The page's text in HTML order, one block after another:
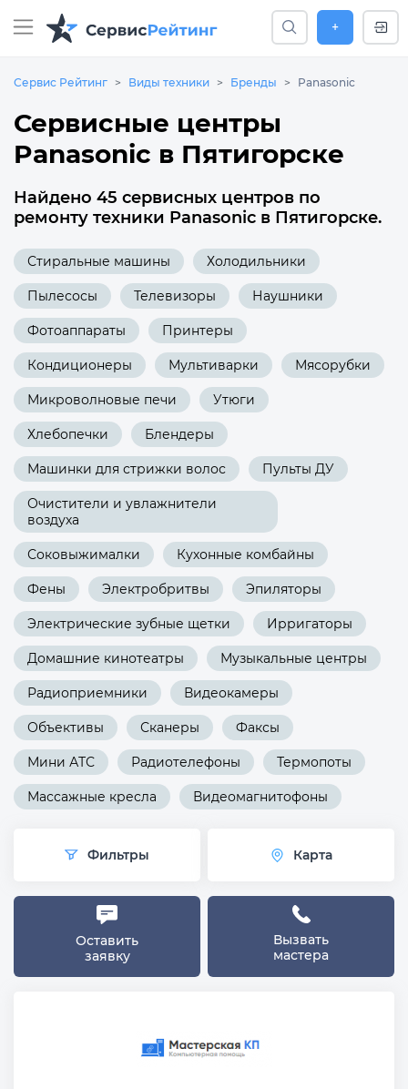
+
Сервис Рейтинг Виды техники Бренды Panasonic
Сервисные центры
Panasonic в Пятигорске
Найдено 45 сервисных центров по
ремонту техники Panasonic в Пятигорске.
Стиральные машины Холодильники
Пылесосы Телевизоры Наушники
Фотоаппараты Принтеры
Кондиционеры Мультиварки Мясорубки
Микроволновые печи Утюги
Хлебопечки Блендеры
Машинки для стрижки волос Пульты ДУ
Очистители и увлажнители
воздуха
Соковыжималки Кухонные комбайны
Фены Электробритвы Эпиляторы
Электрические зубные щетки Ирригаторы
Домашние кинотеатры Музыкальные центры
Радиоприемники Видеокамеры
Объективы Сканеры Факсы
Мини АТС Радиотелефоны Термопоты
Массажные кресла Видеомагнитофоны
Фильтры Карта
Оставить
заявку
Вызвать
мастера